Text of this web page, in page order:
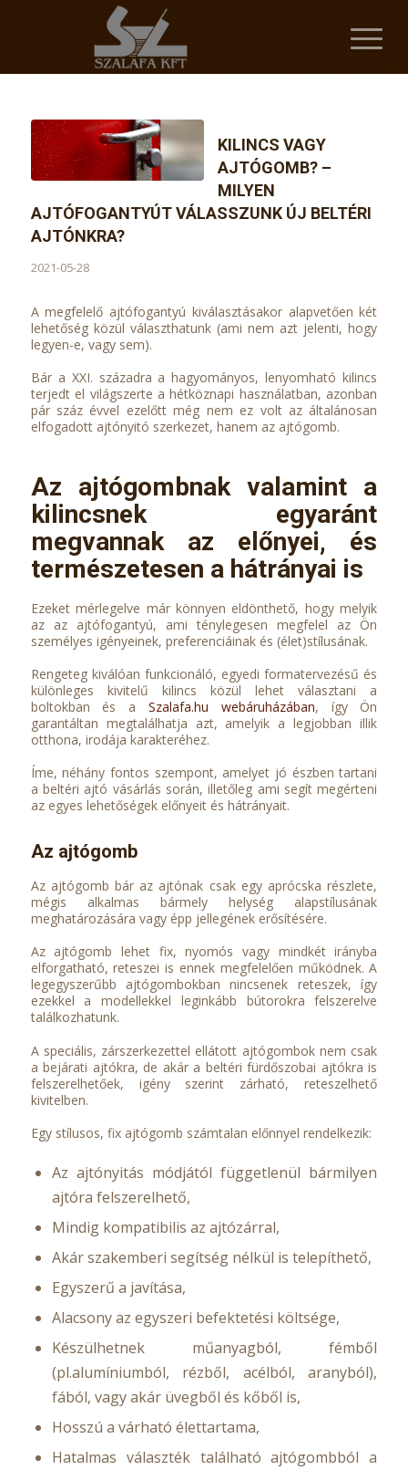
KILINCS VAGY
AJTÓGOMB? –
MILYEN
AJTÓFOGANTYÚT VÁLASSZUNK ÚJ BELTÉRI
AJTÓNKRA?
2021-05-28
A megfelelő ajtófogantyú kiválasztásakor alapvetően két
lehetőség közül választhatunk (ami nem azt jelenti, hogy
legyen-e, vagy sem).
Bár a XXI. századra a hagyományos, lenyomható kilincs
terjedt el világszerte a hétköznapi használatban, azonban
pár száz évvel ezelőtt még nem ez volt az általánosan
elfogadott ajtónyitó szerkezet, hanem az ajtógomb.
Az ajtógombnak valamint a
kilincsnek egyaránt
megvannak az előnyei, és
természetesen a hátrányai is
Ezeket mérlegelve már könnyen eldönthető, hogy melyik
az az ajtófogantyú, ami ténylegesen megfelel az Ön
személyes igényeinek, preferenciáinak és (élet)stílusának.
Rengeteg kiválóan funkcionáló, egyedi formatervezésű és
különleges kivitelű kilincs közül lehet választani a
boltokban és a Szalafa.hu webáruházában, így Ön
garantáltan megtalálhatja azt, amelyik a legjobban illik
otthona, irodája karakteréhez.
Íme, néhány fontos szempont, amelyet jó észben tartani
a beltéri ajtó vásárlás során, illetőleg ami segít megérteni
az egyes lehetőségek előnyeit és hátrányait.
Az ajtógomb
Az ajtógomb bár az ajtónak csak egy aprócska részlete,
mégis alkalmas bármely helység alapstílusának
meghatározására vagy épp jellegének erősítésére.
Az ajtógomb lehet fix, nyomós vagy mindkét irányba
elforgatható, reteszei is ennek megfelelően működnek. A
legegyszerűbb ajtógombokban nincsenek reteszek, így
ezekkel a modellekkel leginkább bútorokra felszerelve
találkozhatunk.
A speciális, zárszerkezettel ellátott ajtógombok nem csak
a bejárati ajtókra, de akár a beltéri fürdőszobai ajtókra is
felszerelhetőek, igény szerint zárható, reteszelhető
kivitelben.
Egy stílusos, fix ajtógomb számtalan előnnyel rendelkezik:
Az ajtónyitás módjától függetlenül bármilyen
ajtóra felszerelhető,
Mindig kompatibilis az ajtózárral,
Akár szakemberi segítség nélkül is telepíthető,
Egyszerű a javítása,
Alacsony az egyszeri befektetési költsége,
Készülhetnek műanyagból, fémből
(pl.alumíniumból, rézből, acélból, aranyból),
fából, vagy akár üvegből és kőből is,
Hosszú a várható élettartama,
Hatalmas választék található ajtógombból a